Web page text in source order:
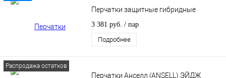
Перчатки защитные гибридные
3 381 руб. / пар
Подробнее
Распродажа остатков
Перчатки Анселл (ANSELL) ЭЙДЖ